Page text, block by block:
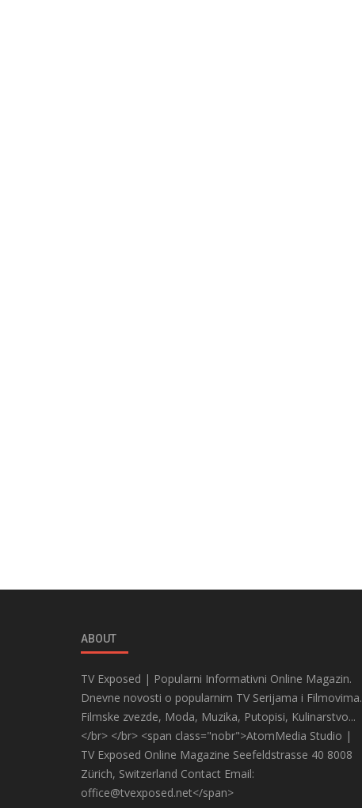
ABOUT
TV Exposed | Popularni Informativni Online Magazin.
Dnevne novosti o popularnim TV Serijama i Filmovima.
Filmske zvezde, Moda, Muzika, Putopisi, Kulinarstvo...
</br> </br> <span class="nobr">AtomMedia Studio |
TV Exposed Online Magazine Seefeldstrasse 40 8008
Zürich, Switzerland Contact Email:
office@tvexposed.net</span>